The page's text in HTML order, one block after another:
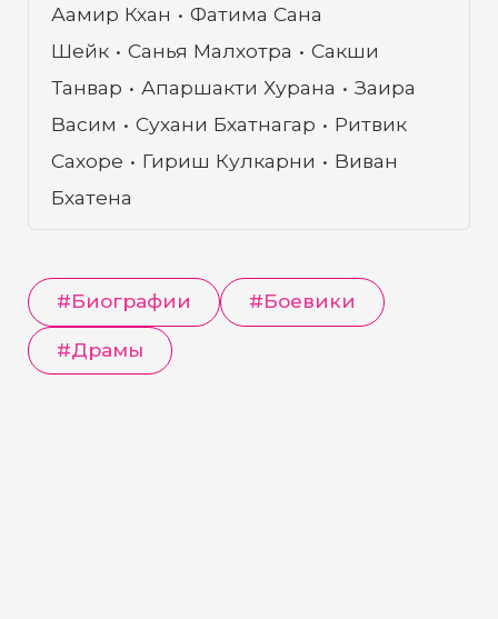
Аамир Кхан
Фатима Сана
Шейк
Санья Малхотра
Сакши
Танвар
Апаршакти Хурана
Заира
Васим
Сухани Бхатнагар
Ритвик
Сахоре
Гириш Кулкарни
Виван
Бхатена
#Биографии #Боевики
#Драмы